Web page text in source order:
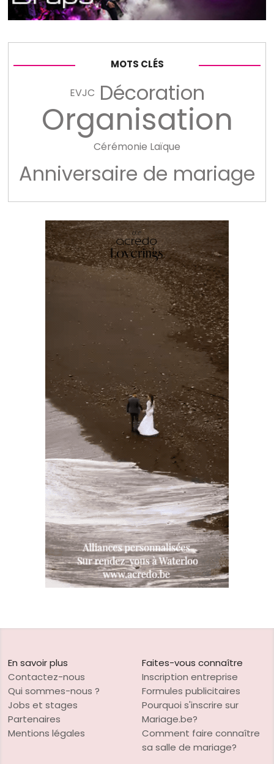
MOTS CLÉS
EVJC Décoration
Organisation
Cérémonie Laïque
Anniversaire de mariage
En savoir plus
Contactez-nous
Qui sommes-nous ?
Jobs et stages
Partenaires
Mentions légales
Faites-vous connaître
Inscription entreprise
Formules publicitaires
Pourquoi s'inscrire sur
Mariage.be?
Comment faire connaître
sa salle de mariage?